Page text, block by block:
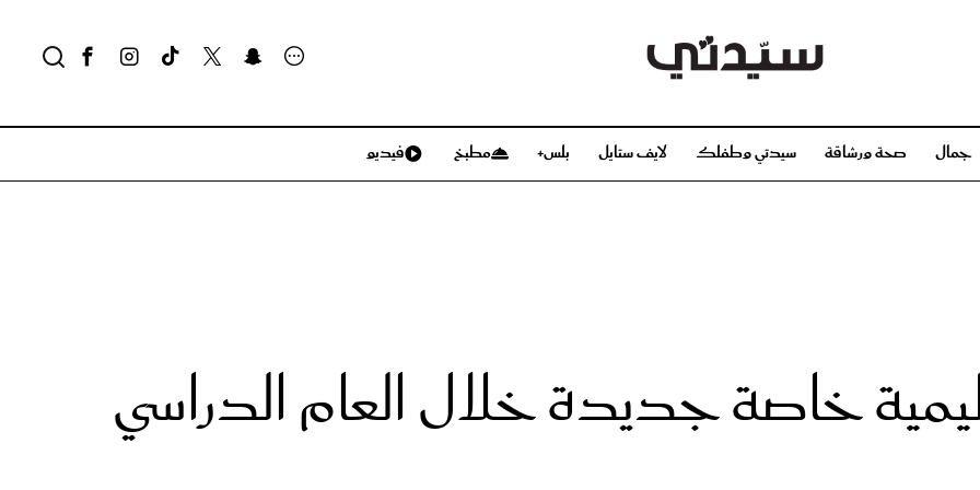
جمال صحة ورشاقة سيدتي وطفلك لايف ستايل بلس+ مطبخ فيديو
تعليمية خاصة جديدة خلال العام الدراسي
مجلة سيدتي
مناسبات X سيدتي